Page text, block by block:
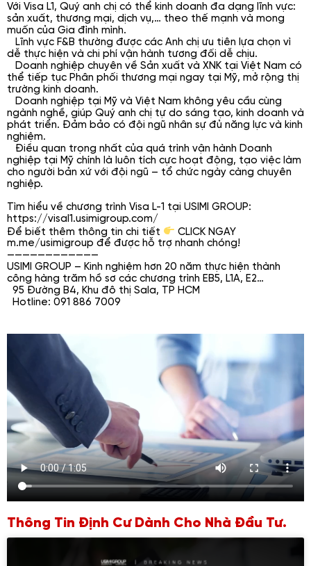
Với Visa L1, Quý anh chị có thể kinh doanh đa dạng lĩnh vực:
sản xuất, thương mại, dịch vụ,… theo thế mạnh và mong
muốn của Gia đình mình.
Lĩnh vực F&B thường được các Anh chị ưu tiên lựa chọn vì
dễ thực hiện và chi phí vận hành tương đối dễ chịu.
Doanh nghiệp chuyên về Sản xuất và XNK tại Việt Nam có
thể tiếp tục Phân phối thương mại ngay tại Mỹ, mở rộng thị
trường kinh doanh.
Doanh nghiệp tại Mỹ và Việt Nam không yêu cầu cùng
ngành nghề, giúp Quý anh chị tự do sáng tạo, kinh doanh và
phát triển. Đảm bảo có đội ngũ nhân sự đủ năng lực và kinh
nghiệm.
Điều quan trọng nhất của quá trình vận hành Doanh
nghiệp tại Mỹ chính là luôn tích cực hoạt động, tạo việc làm
cho người bản xứ với đội ngũ – tổ chức ngày càng chuyên
nghiệp.
Tìm hiểu về chương trình Visa L-1 tại USIMI GROUP:
https://visal1.usimigroup.com/
Để biết thêm thông tin chi tiết
CLICK NGAY
m.me/usimigroup để được hỗ trợ nhanh chóng!
————————————
USIMI GROUP – Kinh nghiệm hơn 20 năm thực hiện thành
công hàng trăm hồ sơ các chương trình EB5, L1A, E2…
95 Đường B4, Khu đô thị Sala, TP HCM
Hotline: 091 886 7009
Thông Tin Định Cư Dành Cho Nhà Đầu Tư.